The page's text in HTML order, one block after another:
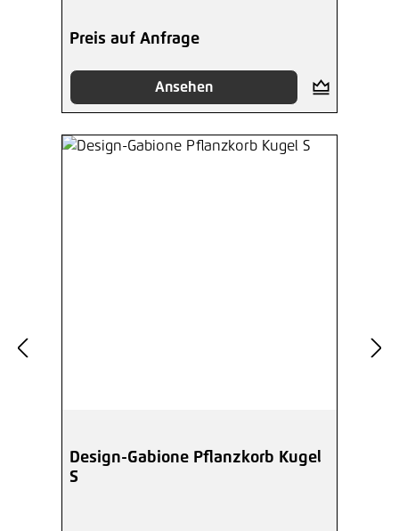
Preis auf Anfrage
Ansehen
Design-Gabione Pflanzkorb Kugel
S